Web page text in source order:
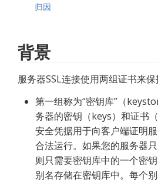
归因
背景
服务器SSL连接使用两组证书来保
第一组称为“密钥库”（
务器的密钥（keys）和证书
安全凭据用于向客户端证明
合法运行。如果您的服务器
则只需要密钥库中的一个密
别名存储在密钥库中。每个